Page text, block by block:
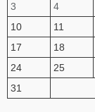
3
4
10
11
17
18
24
25
31